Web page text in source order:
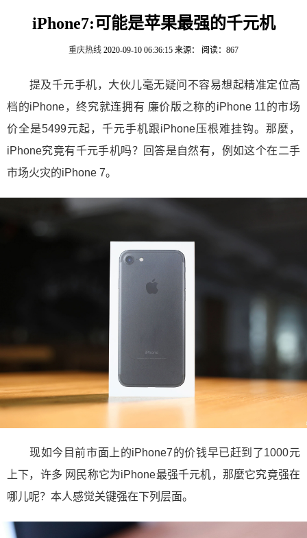
iPhone7:可能是苹果最强的千元机
重庆热线 2020-09-10 06:36:15 来源： 阅读：867
提及千元手机，大伙儿毫无疑问不容易想起精准定位高
档的iPhone，终究就连拥有 廉价版之称的iPhone 11的市场
价全是5499元起，千元手机跟iPhone压根难挂钩。那麼，
iPhone究竟有千元手机吗？回答是自然有，例如这个在二手
市场火灾的iPhone 7。
现如今目前市面上的iPhone7的价钱早已赶到了1000元
上下，许多 网民称它为iPhone最强千元机，那麼它究竟强在
哪儿呢？本人感觉关键强在下列层面。